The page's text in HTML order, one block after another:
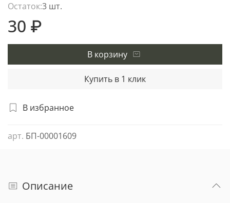
В избранное
арт. БП-00001609
Остаток:3 шт.
30 ₽
В корзину
Купить в 1 клик
Описание